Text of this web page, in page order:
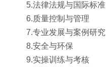
5.法律法规与国际标准
6.质量控制与管理
7.专业发展与案例研究
8.安全与环保
9.实操训练与考核